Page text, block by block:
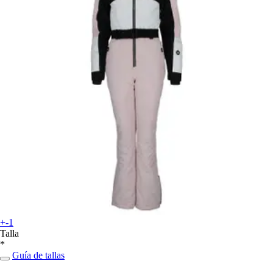
+-1
Talla
*
Guía de tallas